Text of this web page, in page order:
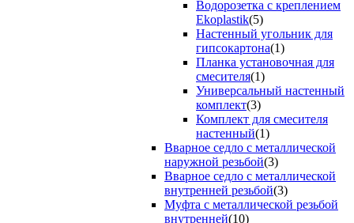
Водорозетка с креплением
Ekoplastik(5)
Настенный угольник для
гипсокартона(1)
Планка установочная для
смесителя(1)
Универсальный настенный
комплект(3)
Комплект для смесителя
настенный(1)
Вварное седло с металлической
наружной резьбой(3)
Вварное седло с металлической
внутренней резьбой(3)
Муфта с металлической резьбой
внутренней(10)